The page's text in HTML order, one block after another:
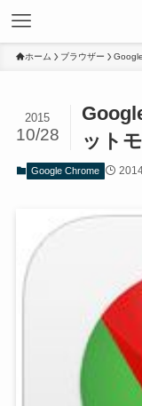
ホーム ブラウザー
ット
2015
10/28
Google Chrome